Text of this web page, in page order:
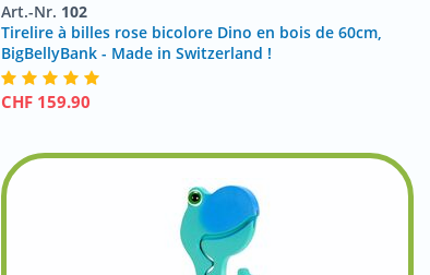
Art.-Nr. 102
Tirelire à billes rose bicolore Dino en bois de 60cm,
BigBellyBank - Made in Switzerland !
CHF 159.90